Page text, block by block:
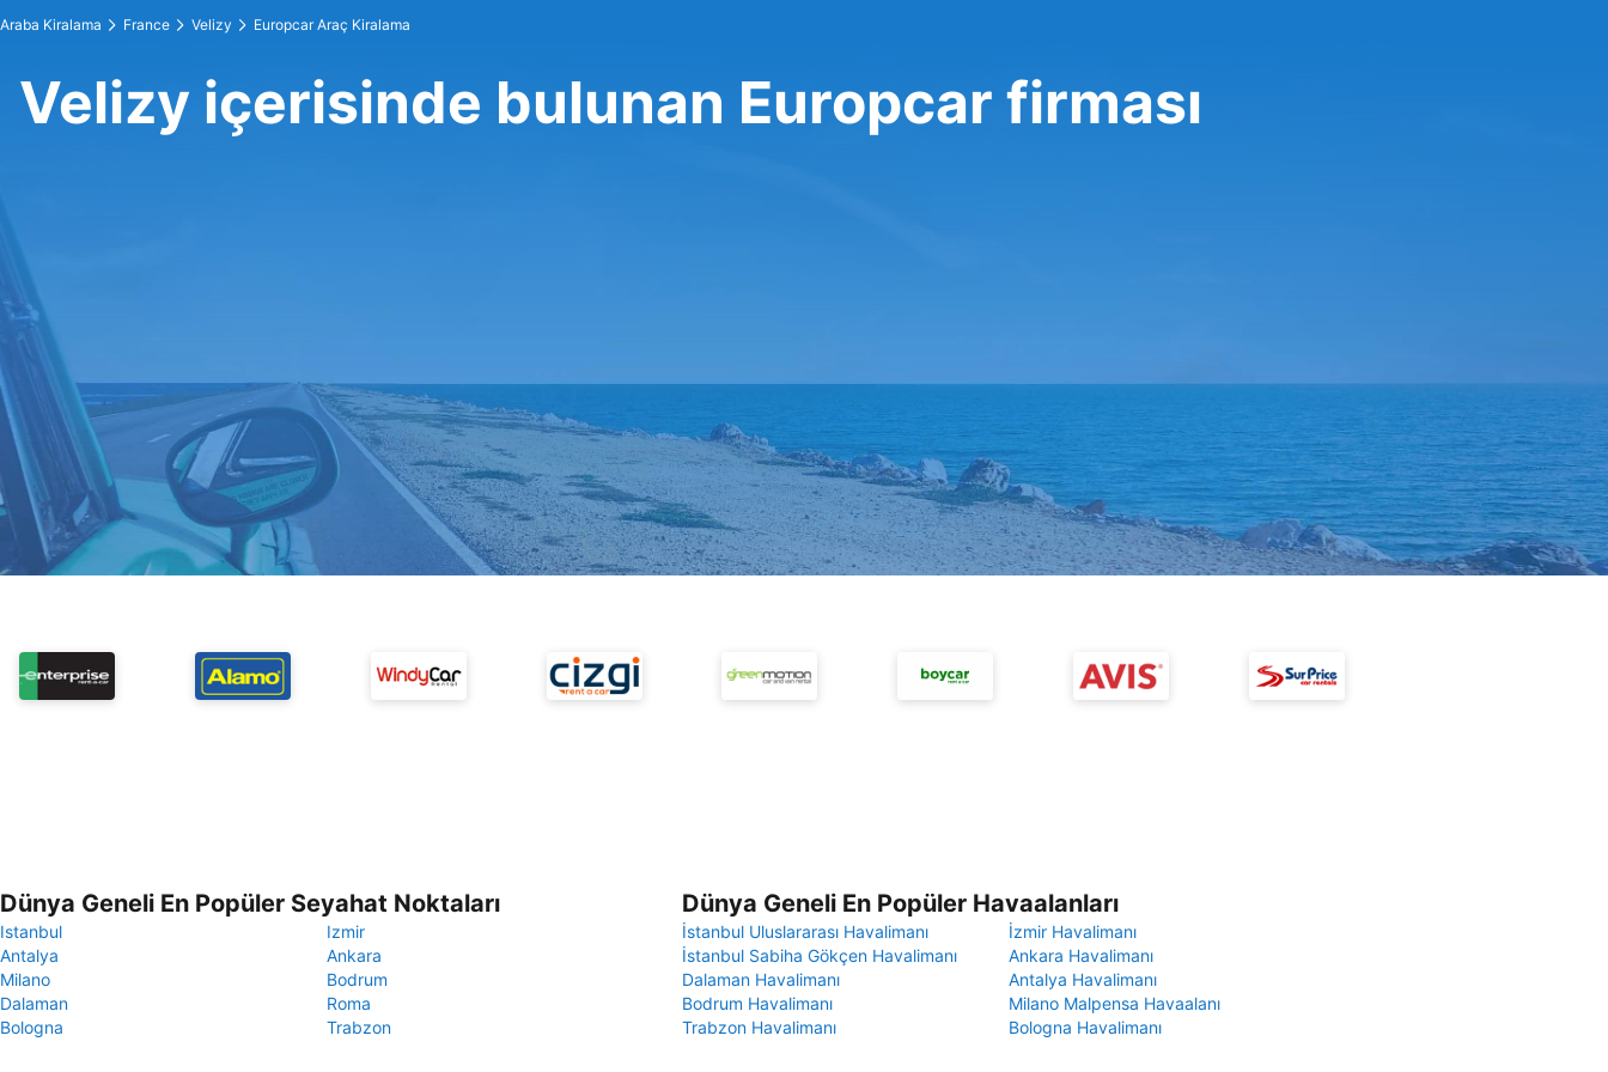
Araba Kiralama France Velizy Europcar Araç Kiralama
Velizy içerisinde bulunan Europcar firması
Dünya Geneli En Popüler Seyahat Noktaları
Istanbul
Izmir
Antalya
Ankara
Milano
Bodrum
Dalaman
Roma
Bologna
Trabzon
Dünya Geneli En Popüler Havaalanları
İstanbul Uluslararası Havalimanı
İzmir Havalimanı
İstanbul Sabiha Gökçen Havalimanı
Ankara Havalimanı
Dalaman Havalimanı
Antalya Havalimanı
Bodrum Havalimanı
Milano Malpensa Havaalanı
Trabzon Havalimanı
Bologna Havalimanı